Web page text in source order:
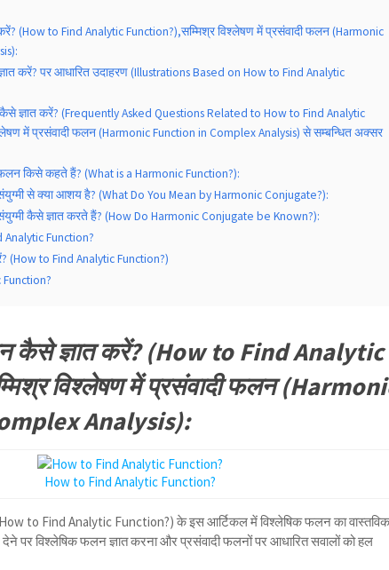
(How to Find Analytic Function?),सम्मिश्र विश्लेषण में प्रसंवादी फलन (Harmonic
करें? पर आधारित उदाहरण (Illustrations Based on How to Find Analytic
ज्ञात करें? (Frequently Asked Questions Related to How to Find Analytic
में प्रसंवादी फलन (Harmonic Function in Complex Analysis) से सम्बन्धित अक्सर
किसे कहते हैं? (What is a Harmonic Function?):
से क्या आशय है? (What Do You Mean by Harmonic Conjugate?):
कैसे ज्ञात करते हैं? (How Do Harmonic Conjugate be Known?):
Analytic Function?
(How to Find Analytic Function?)
कैसे ज्ञात करें? (How to Find Analytic
विश्लेषण में प्रसंवादी फलन
Analysis):
How to Find Analytic Function?
to Find Analytic Function?) के इस आर्टिकल में विश्लेषिक फलन का
पर विश्लेषिक फलन ज्ञात करना और प्रसंवादी फलनों पर आधारित सवालों को हल